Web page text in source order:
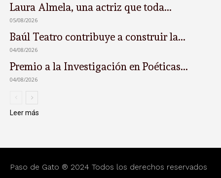
Laura Almela, una actriz que toda...
05/08/2026
Baúl Teatro contribuye a construir la...
04/08/2026
Premio a la Investigación en Poéticas...
04/08/2026
Leer más
Paso de Gato ® 2024 Todos los derechos reservados